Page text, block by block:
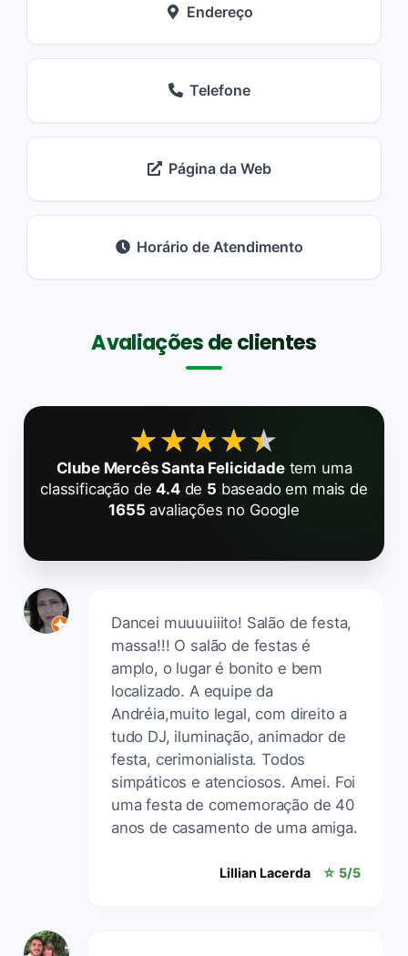
Endereço
Telefone
Página da Web
Horário de Atendimento
Avaliações de clientes
★★★★★
★★★★★
Clube Mercês Santa Felicidadetem uma
classificação de4.4de 5 baseado em mais de
1655 avaliações no Google
Dancei muuuuiiito! Salão de festa,
massa!!! O salão de festas é
amplo, o lugar é bonito e bem
localizado. A equipe da
Andréia,muito legal, com direito a
tudo DJ, iluminação, animador de
festa, cerimonialista. Todos
simpáticos e atenciosos. Amei. Foi
uma festa de comemoração de 40
anos de casamento de uma amiga.
Lillian Lacerda ☆ 5/5